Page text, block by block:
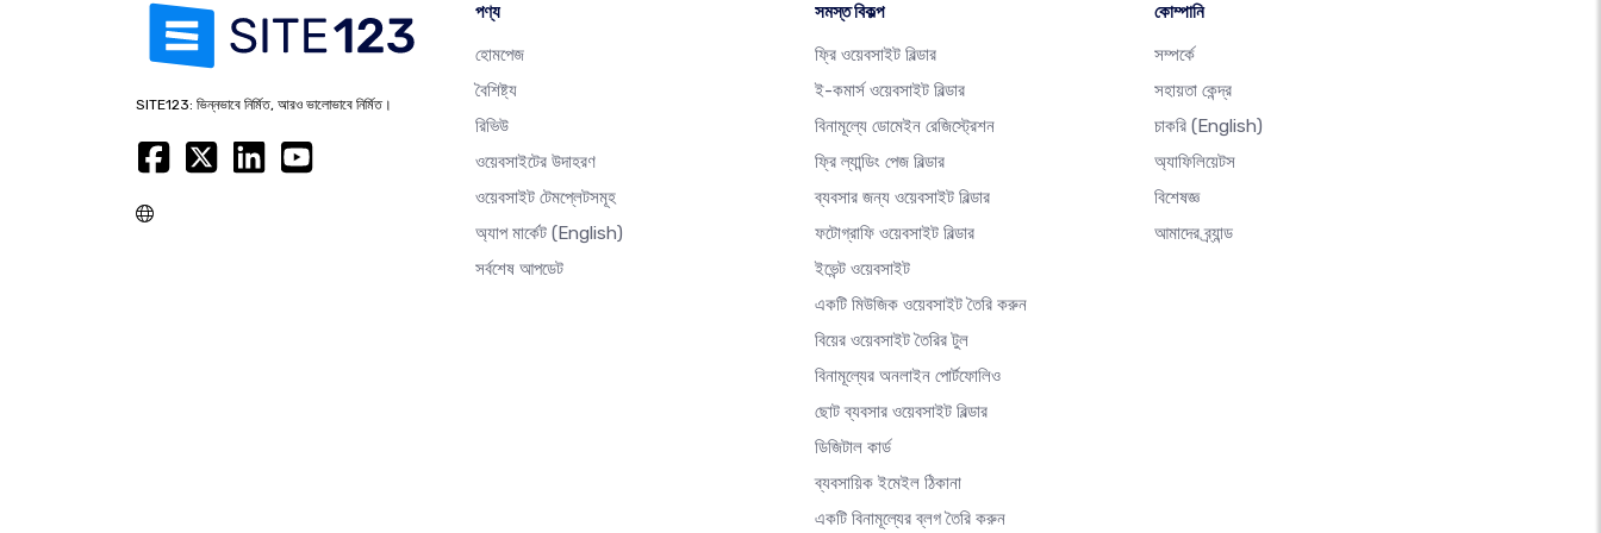
SITE123: ভিন্নভাবে নির্মিত, আরও ভালোভাবে নির্মিত।
পণ্য
হোমপেজ
বৈশিষ্ট্য
রিভিউ
ওয়েবসাইটের উদাহরণ
ওয়েবসাইট টেমপ্লেটসমূহ
অ্যাপ মার্কেট (English)
সর্বশেষ আপডেট
সমস্ত বিকল্প
ফ্রি ওয়েবসাইট বিল্ডার
ই-কমার্স ওয়েবসাইট বিল্ডার
বিনামূল্যে ডোমেইন রেজিস্ট্রেশন
ফ্রি ল্যান্ডিং পেজ বিল্ডার
ব্যবসার জন্য ওয়েবসাইট বিল্ডার
ফটোগ্রাফি ওয়েবসাইট বিল্ডার
ইভেন্ট ওয়েবসাইট
একটি মিউজিক ওয়েবসাইট তৈরি করুন
বিয়ের ওয়েবসাইট তৈরির টুল
বিনামূল্যের অনলাইন পোর্টফোলিও
ছোট ব্যবসার ওয়েবসাইট বিল্ডার
ডিজিটাল কার্ড
ব্যবসায়িক ইমেইল ঠিকানা
একটি বিনামূল্যের ব্লগ তৈরি করুন
কোম্পানি
সম্পর্কে
সহায়তা কেন্দ্র
চাকরি (English)
অ্যাফিলিয়েটস
বিশেষজ্ঞ
আমাদের ব্র্যান্ড